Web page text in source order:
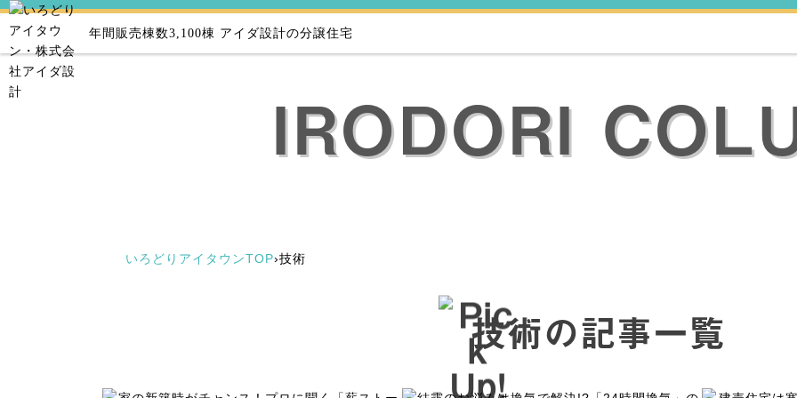
年間販売棟数3,100棟 アイダ設計の分譲住宅
IRODORI
いろどりアイタウンTOP›技術
技術の記事一覧